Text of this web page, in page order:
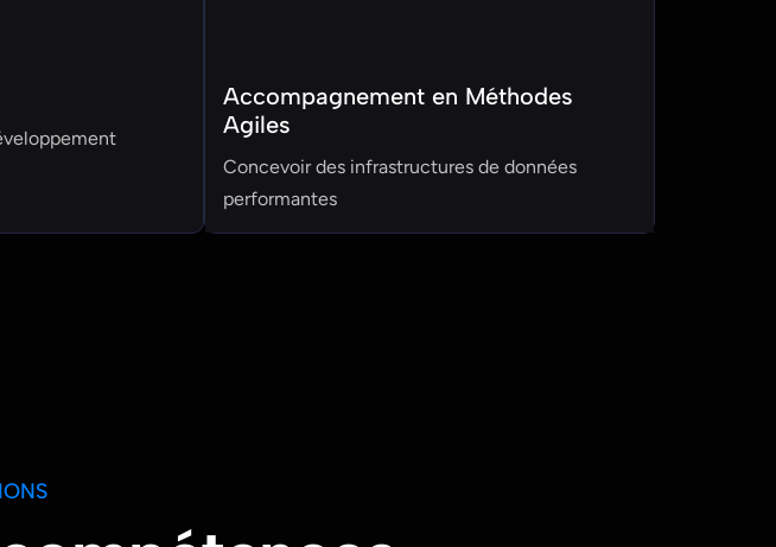
Accompagnement en Méthodes
Agiles
Concevoir des infrastructures de données
performantes